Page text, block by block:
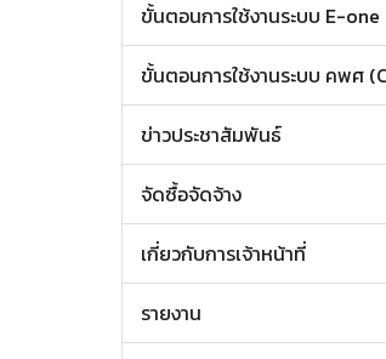
ขั้นตอนการใช้งานระบบ E-
ขั้นตอนการใช้งานระบบ คพศ
ข่าวประชาสัมพันธ์
จัดซื้อจัดจ้าง
เกี่ยวกับการเจ้าหน้าที่
รายงาน